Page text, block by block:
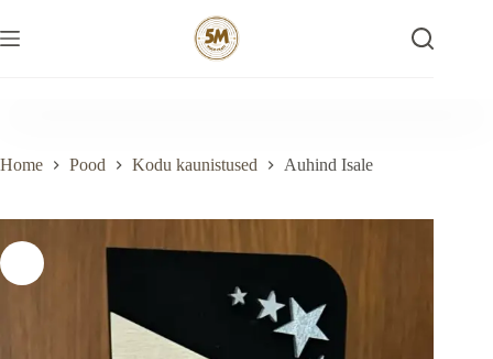
to
content
Home Pood Kodu kaunistused Auhind Isale